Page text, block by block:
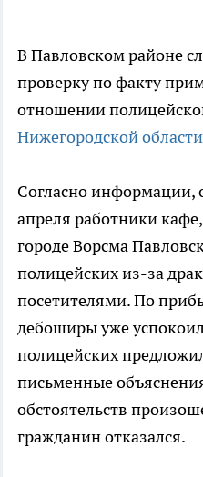
В Павловском районе
проверку по факту
отношении
Нижегородской области
Согласно информации,
апреля работники
городе Ворсма
полицейских из-за
посетителями. По
дебоширы уже
полицейских
письменные
обстоятельств
гражданин отказался.